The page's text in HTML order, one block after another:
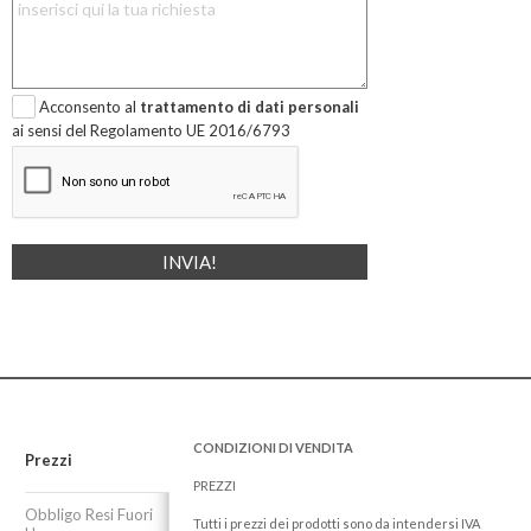
Acconsento al trattamento di dati personali
ai sensi del Regolamento UE 2016/6793
Prezzi
Obbligo Resi Fuori
CONDIZIONI DI VENDITA
PREZZI
Tutti i prezzi dei prodotti sono da intendersi IVA